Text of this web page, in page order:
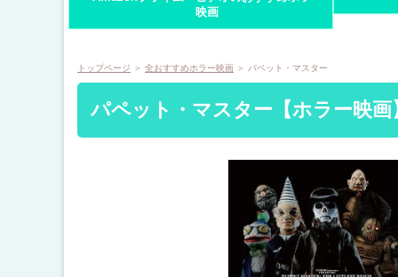
映画
トップページ ＞ 全おすすめホラー映画 ＞ パペット・マスター
パペット・マスター【ホラー映画